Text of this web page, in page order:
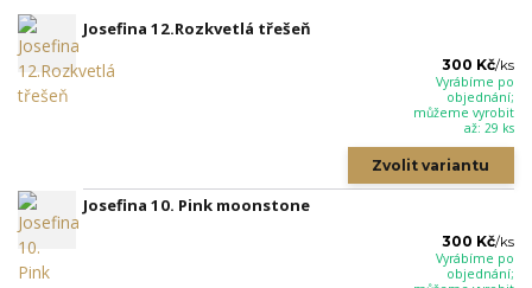
Josefina 12.Rozkvetlá třešeň
300 Kč/ks
Vyrábíme po
objednání;
můžeme vyrobit
až: 29 ks
Zvolit variantu
Josefina 10. Pink moonstone
300 Kč/ks
Vyrábíme po
objednání;